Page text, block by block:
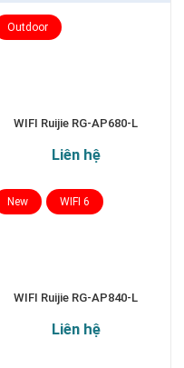
WIFI Ruijie RG-AP680-L
Liên hệ
Outdoor
WIFI Ruijie RG-AP840-L
Liên hệ
New WIFI 6